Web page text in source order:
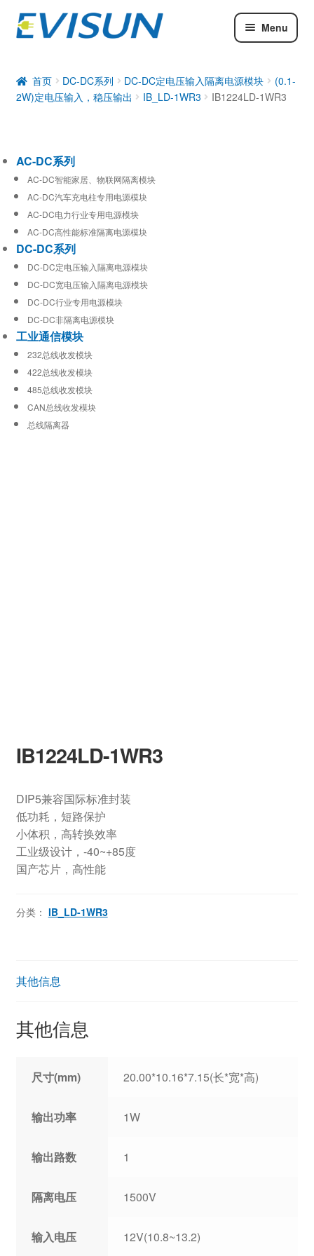
Menu
DC-DC系列
工业通信模块
首页 DC-DC系列 DC-DC定电压输入隔离电源模块
(0.1-
2W)定电压输入，稳压输出
IB_LD-1WR3 IB1224LD-1WR3
IB1224LD-1WR3
DIP5兼容国际标准封装
低功耗，短路保护
小体积，高转换效率
工业级设计，-40~+85度
国产芯片，高性能
分类： IB_LD-1WR3
其他信息
其他信息
尺寸(mm) 20.00*10.16*7.15(长*宽*高)
输出功率 1W
输出路数 1
隔离电压 1500V
输入电压 12V(10.8~13.2)
AC-DC系列
AC-DC智能家居、物联网隔离模块
AC-DC汽车充电柱专用电源模块
AC-DC电力行业专用电源模块
AC-DC高性能标准隔离电源模块
DC-DC系列
DC-DC定电压输入隔离电源模块
DC-DC宽电压输入隔离电源模块
DC-DC行业专用电源模块
DC-DC非隔离电源模块
工业通信模块
232总线收发模块
422总线收发模块
485总线收发模块
CAN总线收发模块
总线隔离器